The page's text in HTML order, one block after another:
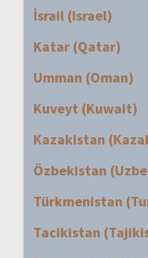
İsrail (Israel)
Katar (Qatar)
Umman (Oman)
Kuveyt (Kuwait)
Kazakistan
Özbekistan
Türkmenistan
Tacikistan